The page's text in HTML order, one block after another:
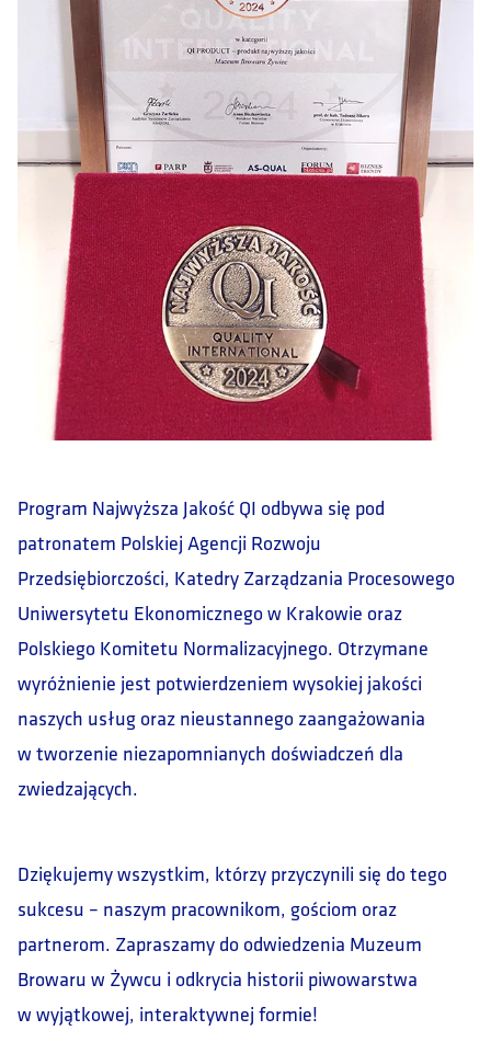
Program Najwyższa Jakość QI odbywa się pod
patronatem Polskiej Agencji Rozwoju
Przedsiębiorczości, Katedry Zarządzania Procesowego
Uniwersytetu Ekonomicznego w Krakowie oraz
Polskiego Komitetu Normalizacyjnego. Otrzymane
wyróżnienie jest potwierdzeniem wysokiej jakości
naszych usług oraz nieustannego zaangażowania
w tworzenie niezapomnianych doświadczeń dla
zwiedzających.
Dziękujemy wszystkim, którzy przyczynili się do tego
sukcesu – naszym pracownikom, gościom oraz
partnerom. Zapraszamy do odwiedzenia Muzeum
Browaru w Żywcu i odkrycia historii piwowarstwa
w wyjątkowej, interaktywnej formie!